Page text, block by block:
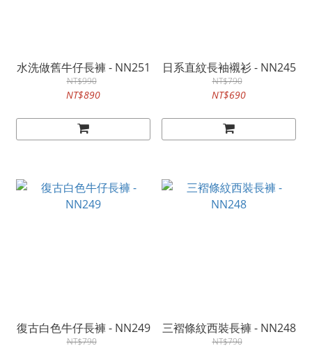
水洗做舊牛仔長褲 - NN251
NT$990
NT$890
日系直紋長袖襯衫 - NN245
NT$790
NT$690
復古白色牛仔長褲 - NN249
NT$790
三褶條紋西裝長褲 - NN248
NT$790